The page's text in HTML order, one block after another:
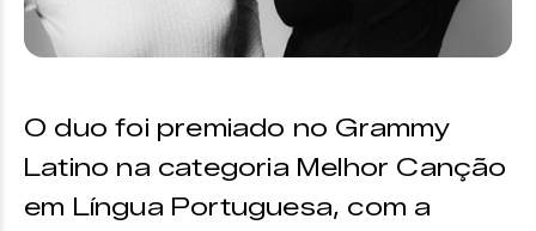
O duo foi premiado no Grammy
Latino na categoria Melhor Canção
em Língua Portuguesa, com a